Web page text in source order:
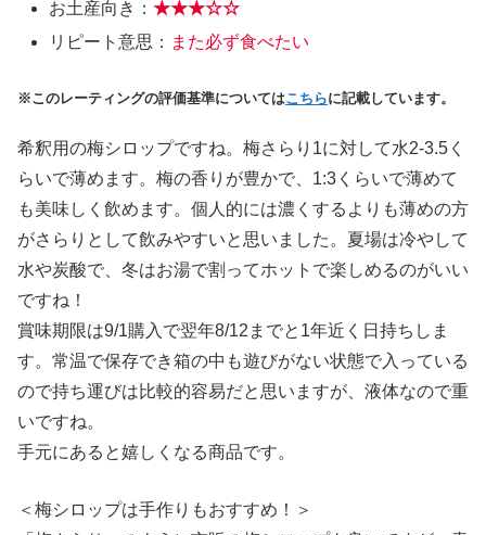
お土産向き：★★★☆☆
リピート意思： また必ず食べたい
※このレーティングの評価基準についてはこちらに記載しています。
希釈用の梅シロップですね。梅さらり1に対して水2-3.5く
らいで薄めます。梅の香りが豊かで、1:3くらいで薄めて
も美味しく飲めます。個人的には濃くするよりも薄めの方
がさらりとして飲みやすいと思いました。夏場は冷やして
水や炭酸で、冬はお湯で割ってホットで楽しめるのがいい
ですね！
賞味期限は9/1購入で翌年8/12までと1年近く日持ちしま
す。常温で保存でき箱の中も遊びがない状態で入っている
ので持ち運びは比較的容易だと思いますが、液体なので重
いですね。
手元にあると嬉しくなる商品です。
＜梅シロップは手作りもおすすめ！＞